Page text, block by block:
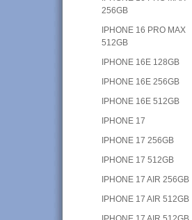
256GB
IPHONE 16 PRO MAX
512GB
IPHONE 16E 128GB
IPHONE 16E 256GB
IPHONE 16E 512GB
IPHONE 17
IPHONE 17 256GB
IPHONE 17 512GB
IPHONE 17 AIR 256GB
IPHONE 17 AIR 512GB